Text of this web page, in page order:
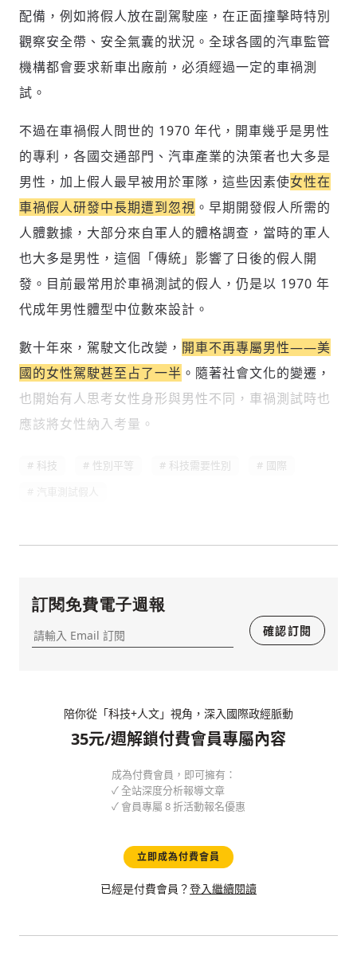
配備，例如將假人放在副駕駛座，在正面撞擊時特別
觀察安全帶、安全氣囊的狀況。全球各國的汽車監管
機構都會要求新車出廠前，必須經過一定的車禍測
試。
不過在車禍假人問世的 1970 年代，開車幾乎是男性
的專利，各國交通部門、汽車產業的決策者也大多是
男性，加上假人最早被用於軍隊，這些因素使女性在
車禍假人研發中長期遭到忽視 。早期開發假人所需的
人體數據，大部分來自軍人的體格調查，當時的軍人
也大多是男性，這個「傳統」影響了日後的假人開
發。目前最常用於車禍測試的假人，仍是以 1970 年
代成年男性體型中位數來設計。
數十年來，駕駛文化改變， 開車不再專屬男性——美
國的女性駕駛甚至占了一半 。隨著社會文化的變遷，
也開始有人思考女性身形與男性不同，車禍測試時也
應該將女性納入考量。
科技 性別平等 科技需要性別
國際
訂閱免費電子週報
確認訂閱
陪你從「科技+人文」視角，深入國際政經脈動
35元/週解鎖付費會員專屬內容
成為付費會員，即可擁有：
✓ 全站深度分析報導文章
✓ 會員專屬 8 折活動報名優惠
立即成為付費會員
已經是付費會員？登入繼續閱讀
存為草稿 提交
規則說明